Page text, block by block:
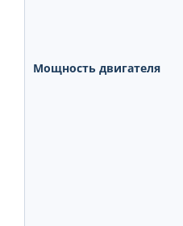
Мощность двигателя